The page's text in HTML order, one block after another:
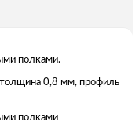
полками.
0,8 мм, профиль
полками